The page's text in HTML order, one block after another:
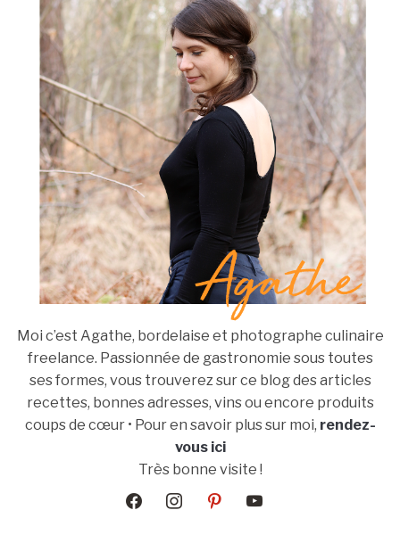
Moi c’est Agathe, bordelaise et photographe culinaire
freelance. Passionnée de gastronomie sous toutes
ses formes, vous trouverez sur ce blog des articles
recettes, bonnes adresses, vins ou encore produits
coups de cœur • Pour en savoir plus sur moi, rendez-
vous ici
Très bonne visite !
facebookinstagrampinterestyoutube